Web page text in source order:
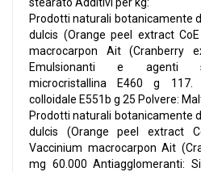
stearato Additivi per kg:
Prodotti naturali botanicamente
dulcis (Orange peel extract
macrocarpon Ait (Cranberry
Emulsionanti e agenti
microcristallina E460 g 117.
colloidale E551b g 25 Polvere:
Prodotti naturali botanicamente
dulcis (Orange peel extract
Vaccinium macrocarpon Ait
mg 60.000 Antiagglomeranti: